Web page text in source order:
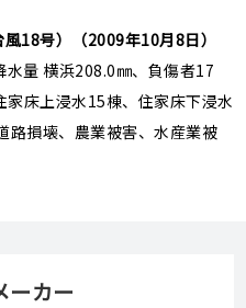
18号）（2009年10月8日）
量 横浜208.0㎜、負傷者17
床上浸水15棟、住家床下浸水
路損壊、農業被害、水産業被
ーカー